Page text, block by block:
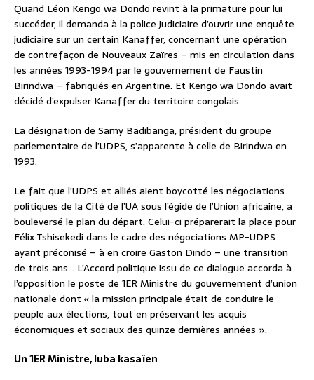
Quand Léon Kengo wa Dondo revint à la primature pour lui
succéder, il demanda à la police judiciaire d’ouvrir une enquête
judiciaire sur un certain Kanaffer, concernant une opération
de contrefaçon de Nouveaux Zaïres – mis en circulation dans
les années 1993-1994 par le gouvernement de Faustin
Birindwa – fabriqués en Argentine. Et Kengo wa Dondo avait
décidé d’expulser Kanaffer du territoire congolais.
La désignation de Samy Badibanga, président du groupe
parlementaire de l’UDPS, s’apparente à celle de Birindwa en
1993.
Le fait que l’UDPS et alliés aient boycotté les négociations
politiques de la Cité de l’UA sous l’égide de l’Union africaine, a
bouleversé le plan du départ. Celui-ci préparerait la place pour
Félix Tshisekedi dans le cadre des négociations MP-UDPS
ayant préconisé – à en croire Gaston Dindo – une transition
de trois ans… L’Accord politique issu de ce dialogue accorda à
l’opposition le poste de 1ER Ministre du gouvernement d’union
nationale dont « la mission principale était de conduire le
peuple aux élections, tout en préservant les acquis
économiques et sociaux des quinze dernières années ».
Un 1ER Ministre, luba kasaïen